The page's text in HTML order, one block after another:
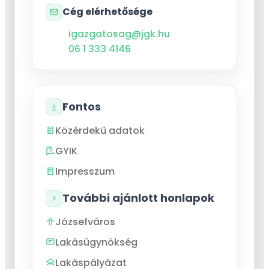
Cég elérhetősége
igazgatosag@jgk.hu
06 1 333 4146
Fontos
Közérdekű adatok
GYIK
Impresszum
További ajánlott honlapok
Józsefváros
Lakásügynökség
Lakáspályázat